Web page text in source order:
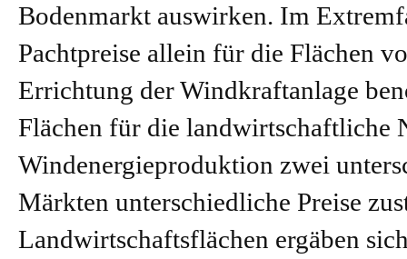
Bodenmarkt auswirken. Im
Pachtpreise allein für die Flächen
Errichtung der Windkraftanlage
Flächen für die landwirtschaftliche
Windenergieproduktion zwei
Märkten unterschiedliche Preise
Landwirtschaftsflächen ergäben